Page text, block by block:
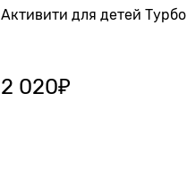
Активити для детей Турбо
2 020₽